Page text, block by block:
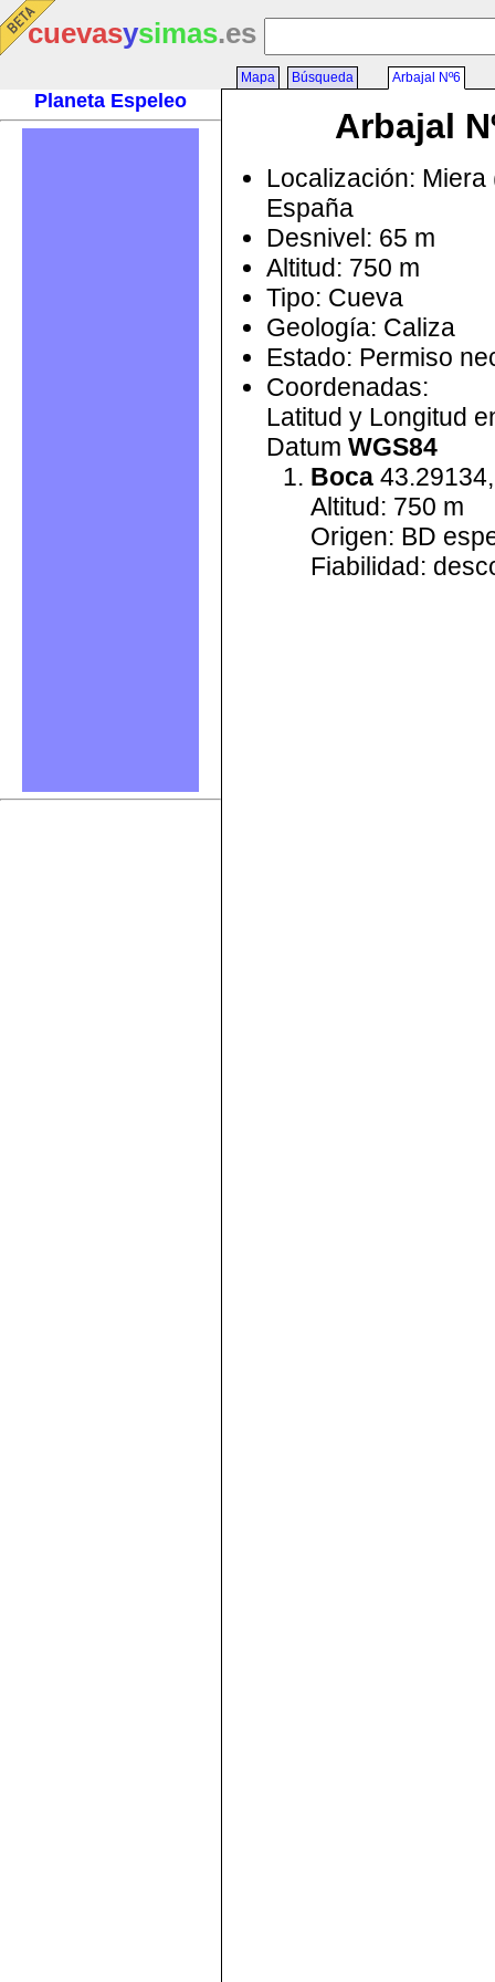
cuevasysimas.es
Planeta Espeleo
Mapa Búsqueda Arbajal Nº6
Arbajal
Localización: Miera
España
Desnivel: 65 m
Altitud: 750 m
Tipo: Cueva
Geología: Caliza
Estado: Permiso
Coordenadas:
Latitud y Longitud
Datum WGS84
Boca
Altitud: 750 m
Origen: BD
Fiabilidad: